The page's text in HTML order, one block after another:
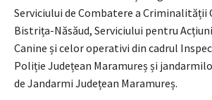
Serviciului de Combatere a Criminalității
Bistrița-Năsăud, Serviciului pentru
Canine și celor operativi din cadrul
Poliție Județean Maramureș și
de Jandarmi Județean Maramureș.